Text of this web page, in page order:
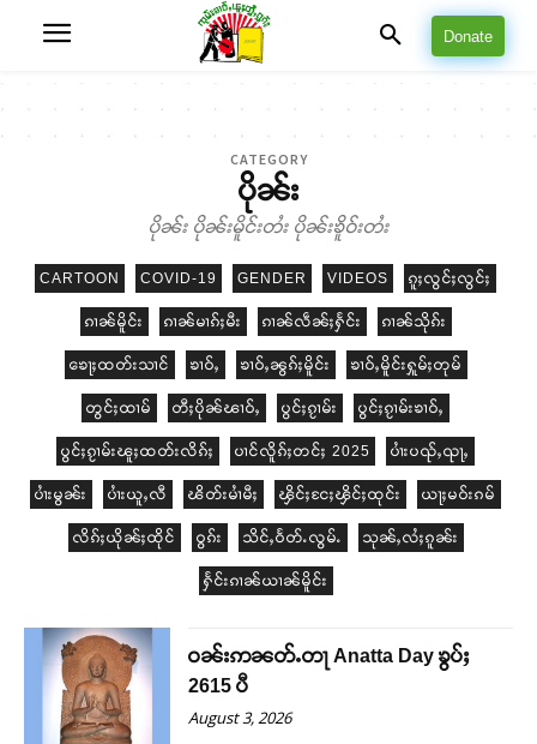
Donate
CATEGORY
ပိုၼ်း
ပိုၼ်း ပိုၼ်းမိူင်းတႆး ပိုၼ်းၶိူဝ်းတႆး
CARTOON COVID-19 GENDER VIDEOS ၵူႈလွင်ႈလွင်ႈ
ၵၢၼ်မိူင်း ၵၢၼ်မၢၵ်ႈမီး ၵၢၼ်လဵၼ်ႈႁႅင်း ၵၢၼ်သိုၵ်း
ၶေႃႈထတ်းသၢင် ၶၢဝ်ႇ ၶၢဝ်ႇၼွၵ်ႈမိူင်း ၶၢဝ်ႇမိူင်းႁူမ်ႈတုမ်
တွင်ႈထၢမ် တီႈပိုၼ်ၽၢဝ်ႇ ပွင်ႈၵႂၢမ်း ပွင်ႈၵႂၢမ်းၶၢဝ်ႇ
ပွင်ႈၵႂၢမ်းၽူႈထတ်းလိၵ်ႈ ပၢင်လိူၵ်ႈတင်ႈ 2025 ပၢႆးပၺ်ႇၺႃႇ
ပၢႆးမွၼ်း ပၢႆးယူႇလီ ၽိတ်းမၢႆမီႈ ၾိင်ႈငႄႈၾိင်ႈထုင်း ယႃႈမဝ်းၵမ်
လိၵ်ႈယိုၼ်ႈထိုင် ဝွၵ်း သိင်ႇဝႅတ်ႉလွမ်ႉ သုၼ်ႇလႆႈၵူၼ်း
ႁႅင်းၵၢၼ်ယၢၼ်မိူင်း
ဝၼ်းဢၼတ်ႉတႃ Anatta Day ၶွပ်ႈ
2615 ပီ
August 3, 2026